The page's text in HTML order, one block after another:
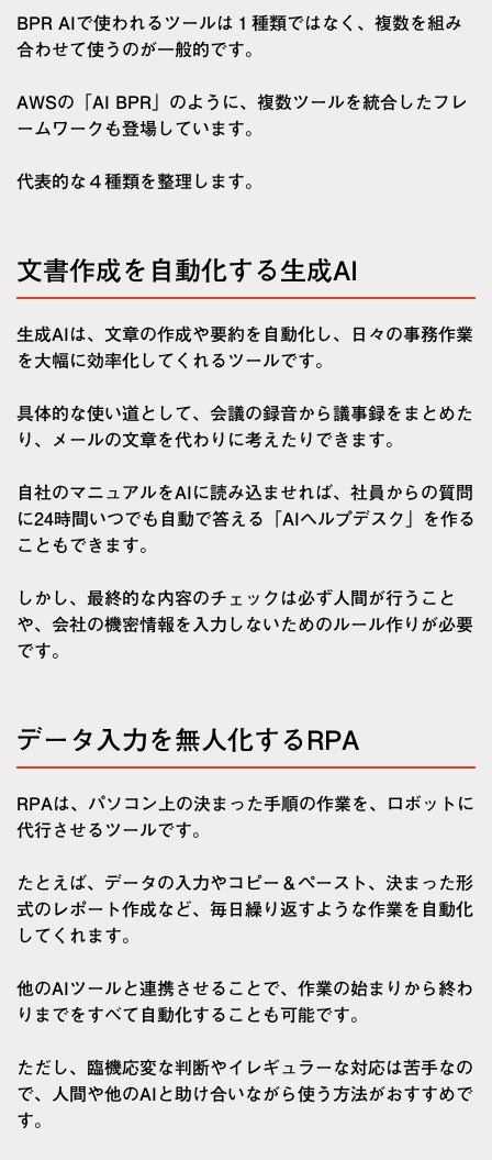
BPR AIで使われるツールは１種類ではなく、複数を組み
合わせて使うのが一般的です。
AWSの「AI BPR」のように、複数ツールを統合したフレ
ームワークも登場しています。
代表的な４種類を整理します。
文書作成を自動化する生成AI
生成AIは、文章の作成や要約を自動化し、日々の事務作業
を大幅に効率化してくれるツールです。
具体的な使い道として、会議の録音から議事録をまとめた
り、メールの文章を代わりに考えたりできます。
自社のマニュアルをAIに読み込ませれば、社員からの質問
に24時間いつでも自動で答える「AIヘルプデスク」を作る
こともできます。
しかし、最終的な内容のチェックは必ず人間が行うこと
や、会社の機密情報を入力しないためのルール作りが必要
です。
データ入力を無人化するRPA
RPAは、パソコン上の決まった手順の作業を、ロボットに
代行させるツールです。
たとえば、データの入力やコピー＆ペースト、決まった形
式のレポート作成など、毎日繰り返すような作業を自動化
してくれます。
他のAIツールと連携させることで、作業の始まりから終わ
りまでをすべて自動化することも可能です。
ただし、臨機応変な判断やイレギュラーな対応は苦手なの
で、人間や他のAIと助け合いながら使う方法がおすすめで
す。